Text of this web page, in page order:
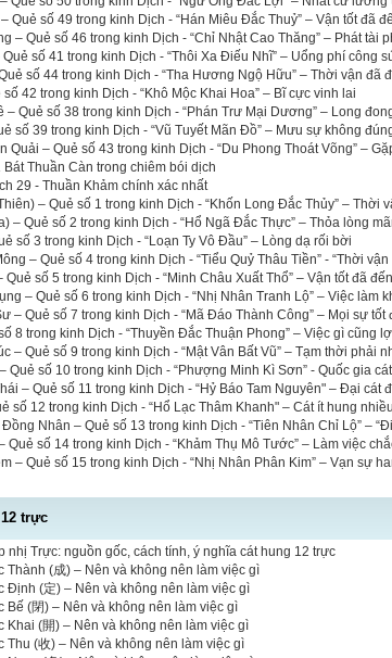
Quẻ số 49 trong kinh Dịch - “Hán Miêu Đắc Thuỷ” – Vận tốt đã
– Quẻ số 46 trong kinh Dịch - “Chỉ Nhật Cao Thăng” – Phát tài
số 41 trong kinh Dịch - “Thôi Xa Điếu Nhĩ” – Uổng phí công
số 44 trong kinh Dịch - “Tha Hương Ngộ Hữu” – Thời vận đã
42 trong kinh Dịch - “Khô Mộc Khai Hoa” – Bĩ cực vinh lai
– Quẻ số 38 trong kinh Dịch - “Phán Trư Mại Dương” – Long
số 39 trong kinh Dịch - “Vũ Tuyết Mãn Đồ” – Mưu sự không
Quải – Quẻ số 43 trong kinh Dịch - “Du Phong Thoát Võng” –
Thuần Càn trong chiêm bói dịch
29 - Thuần Khảm chính xác nhất
– Quẻ số 1 trong kinh Dịch - “Khốn Long Đắc Thủy” – Thời
– Quẻ số 2 trong kinh Dịch - “Hổ Ngã Đắc Thực” – Thỏa lòng
số 3 trong kinh Dịch - “Loạn Ty Vô Đầu” – Lòng dạ rối bời
– Quẻ số 4 trong kinh Dịch - “Tiểu Quỷ Thâu Tiền” - “Thời vận
số 5 trong kinh Dịch - “Minh Châu Xuất Thổ” – Vận tốt đã đến
– Quẻ số 6 trong kinh Dịch - “Nhị Nhân Tranh Lộ” – Việc làm
– Quẻ số 7 trong kinh Dịch - “Mã Đáo Thành Công” – Mọi sự tốt
8 trong kinh Dịch - “Thuyền Đắc Thuận Phong” – Việc gì cũng
– Quẻ số 9 trong kinh Dịch - “Mật Vân Bất Vũ” – Tạm thời phải
Quẻ số 10 trong kinh Dịch - “Phượng Minh Kì Sơn” - Quốc gia
– Quẻ số 11 trong kinh Dịch - “Hỷ Báo Tam Nguyên" – Đại cát
số 12 trong kinh Dịch - “Hổ Lạc Thâm Khanh" – Cát ít hung
Nhân – Quẻ số 13 trong kinh Dịch - “Tiên Nhân Chỉ Lộ” –
số 14 trong kinh Dịch - “Khảm Thụ Mô Tước” – Làm việc
– Quẻ số 15 trong kinh Dịch - “Nhị Nhân Phân Kim” – Vạn sự
trực
nhị Trực: nguồn gốc, cách tính, ý nghĩa cát hung 12 trực
Thành (成) – Nên và không nên làm việc gì
Định (定) – Nên và không nên làm việc gì
Bế (閉) – Nên và không nên làm việc gì
Khai (開) – Nên và không nên làm việc gì
Thu (收) – Nên và không nên làm việc gì